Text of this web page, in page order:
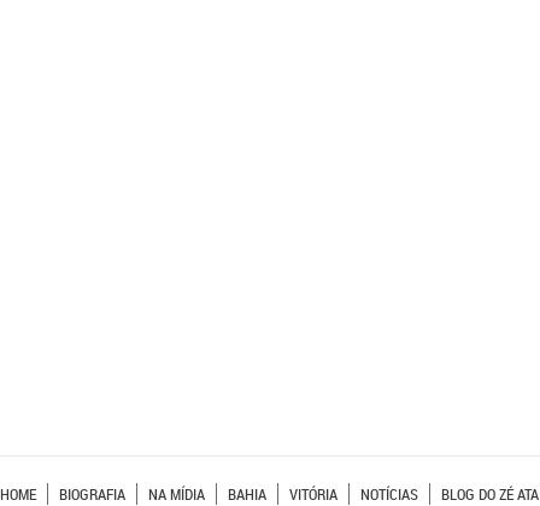
HOME BIOGRAFIA NA MÍDIA BAHIA VITÓRIA NOTÍCIAS BLOG DO ZÉ